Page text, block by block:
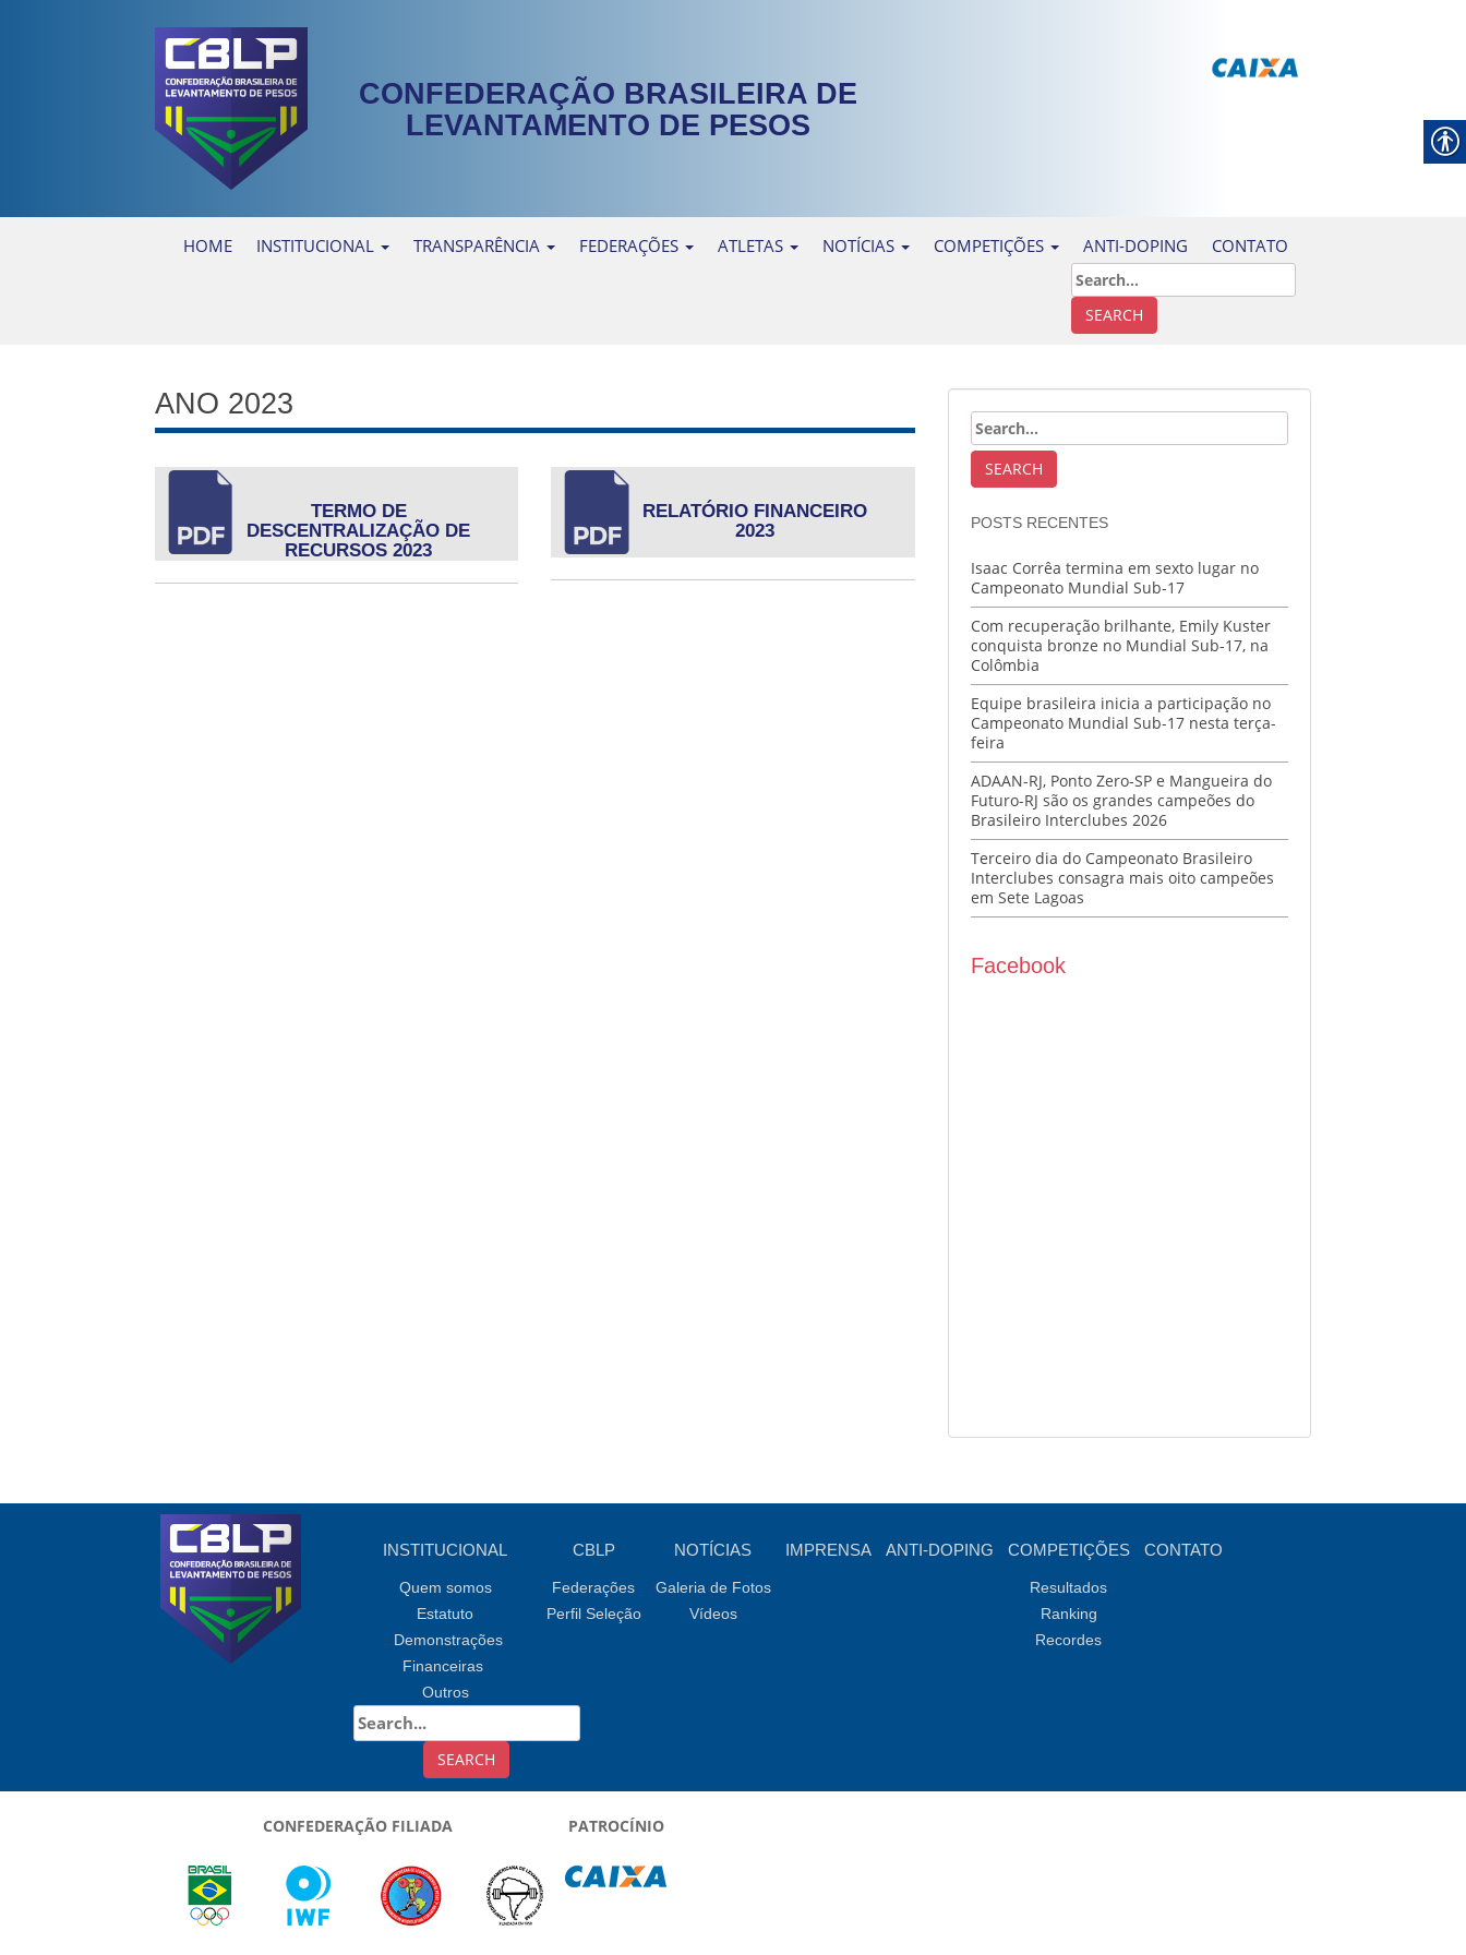
CONFEDERAÇÃO BRASILEIRA DE
LEVANTAMENTO DE PESOS
HOME INSTITUCIONAL TRANSPARÊNCIA FEDERAÇÕES ATLETAS NOTÍCIAS COMPETIÇÕES ANTI-DOPING CONTATO
ANO 2023
TERMO DE
DESCENTRALIZAÇÃO DE
RECURSOS 2023
RELATÓRIO FINANCEIRO
2023
POSTS RECENTES
Isaac Corrêa termina em sexto lugar no
Campeonato Mundial Sub-17
Com recuperação brilhante, Emily Kuster
conquista bronze no Mundial Sub-17, na
Colômbia
Equipe brasileira inicia a participação no
Campeonato Mundial Sub-17 nesta terça-
feira
ADAAN-RJ, Ponto Zero-SP e Mangueira do
Futuro-RJ são os grandes campeões do
Brasileiro Interclubes 2026
Terceiro dia do Campeonato Brasileiro
Interclubes consagra mais oito campeões
em Sete Lagoas
Facebook
INSTITUCIONAL
Quem somos
Estatuto
Demonstrações
Financeiras
Outros
CBLP
Federações
Perfil Seleção
NOTÍCIAS
Galeria de Fotos
Vídeos
IMPRENSA ANTI-DOPING COMPETIÇÕES
Resultados
Ranking
Recordes
CONTATO
CONFEDERAÇÃO FILIADA PATROCÍNIO